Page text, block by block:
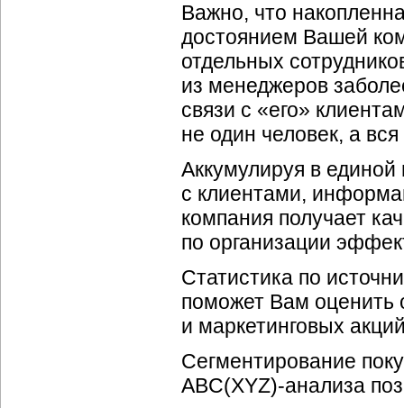
Важно, что
достоянием Вашей
отдельных
из менеджеров
связи с «его»
не один человек, а
Аккумулируя в
с клиентами,
компания получает
по организации
Статистика по
поможет Вам оценить
и маркетинговых
Сегментирование
ABC(XYZ)-анализа